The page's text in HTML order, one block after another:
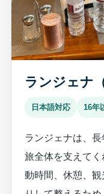
ランジェナ
日本語対応 16年
ランジェナは、
旅全体を支えて
動時間、休憩、